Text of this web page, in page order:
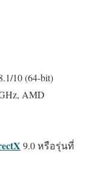
10 (64-bit)
AMD
9.0 หรือรุ่นที่